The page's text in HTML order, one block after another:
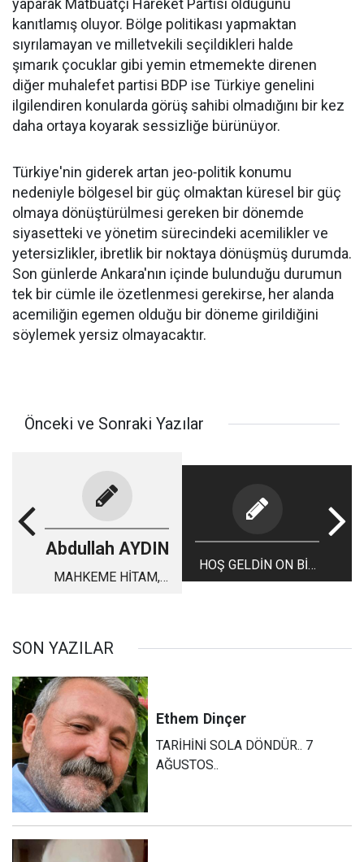
yaparak Matbuatçı Hareket Partisi olduğunu
kanıtlamış oluyor. Bölge politikası yapmaktan
sıyrılamayan ve milletvekili seçildikleri halde
şımarık çocuklar gibi yemin etmemekte direnen
diğer muhalefet partisi BDP ise Türkiye genelini
ilgilendiren konularda görüş sahibi olmadığını bir kez
daha ortaya koyarak sessizliğe bürünüyor.
Türkiye'nin giderek artan jeo-politik konumu
nedeniyle bölgesel bir güç olmaktan küresel bir güç
olmaya dönüştürülmesi gereken bir dönemde
siyasetteki ve yönetim sürecindeki acemilikler ve
yetersizlikler, ibretlik bir noktaya dönüşmüş durumda.
Son günlerde Ankara'nın içinde bulunduğu durumun
tek bir cümle ile özetlenmesi gerekirse, her alanda
acemiliğin egemen olduğu bir döneme girildiğini
söylemek yersiz olmayacaktır.
Önceki ve Sonraki Yazılar
Abdullah AYDIN
MAHKEME HİTAM,
HOŞ GELDİN ON BİR
AYIN SULTANI
SON YAZILAR
Ethem Dinçer
TARİHİNİ SOLA DÖNDÜR.. 7
AĞUSTOS..